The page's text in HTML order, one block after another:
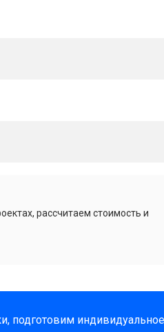
рассчитаем стоимость и
подготовим индивидуальное